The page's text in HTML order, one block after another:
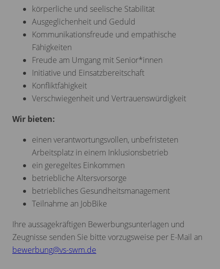
körperliche und seelische Stabilität
Ausgeglichenheit und Geduld
Kommunikationsfreude und empathische
Fähigkeiten
Freude am Umgang mit Senior*innen
Initiative und Einsatzbereitschaft
Konfliktfähigkeit
Verschwiegenheit und Vertrauenswürdigkeit
Wir bieten:
einen verantwortungsvollen, unbefristeten
Arbeitsplatz in einem Inklusionsbetrieb
ein geregeltes Einkommen
betriebliche Altersvorsorge
betriebliches Gesundheitsmanagement
Teilnahme an JobBike
Ihre aussagekräftigen Bewerbungsunterlagen und
Zeugnisse senden Sie bitte vorzugsweise per E-Mail an
bewerbung@vs-swm.de